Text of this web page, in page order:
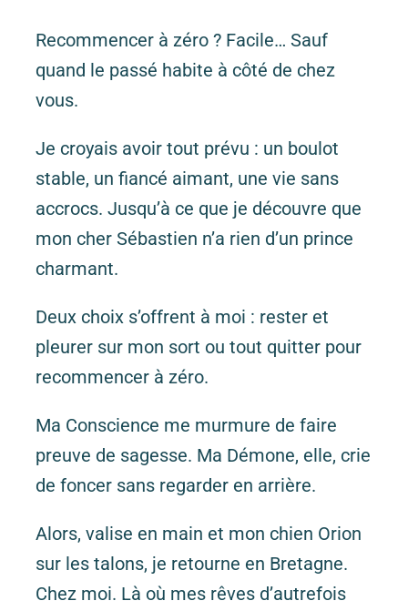
Recommencer à zéro ? Facile… Sauf
quand le passé habite à côté de chez
vous.
Je croyais avoir tout prévu : un boulot
stable, un fiancé aimant, une vie sans
accrocs. Jusqu’à ce que je découvre que
mon cher Sébastien n’a rien d’un prince
charmant.
Deux choix s’offrent à moi : rester et
pleurer sur mon sort ou tout quitter pour
recommencer à zéro.
Ma Conscience me murmure de faire
preuve de sagesse. Ma Démone, elle, crie
de foncer sans regarder en arrière.
Alors, valise en main et mon chien Orion
sur les talons, je retourne en Bretagne.
Chez moi. Là où mes rêves d’autrefois